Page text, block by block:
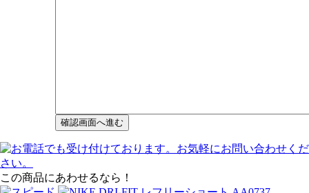
この商品にあわせるなら！